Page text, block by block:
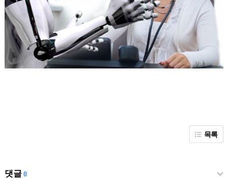
목록
댓글0